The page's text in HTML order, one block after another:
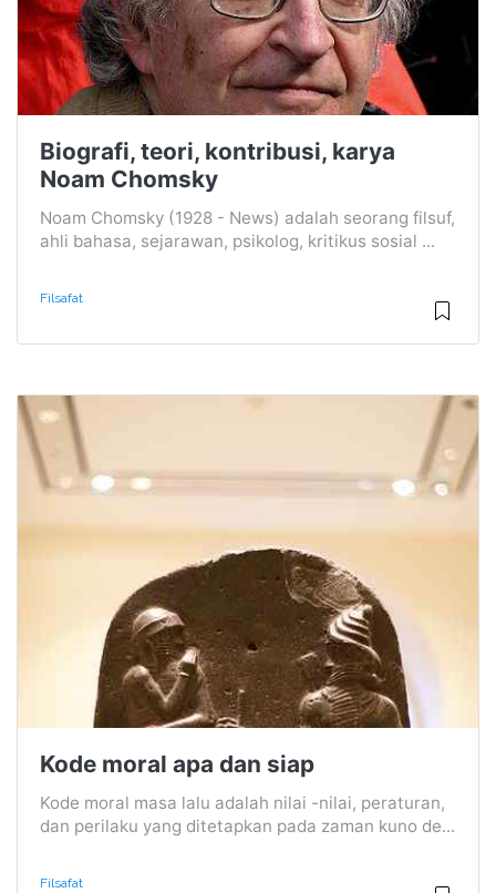
Biografi, teori, kontribusi, karya
Noam Chomsky
Noam Chomsky (1928 - News) adalah seorang filsuf,
ahli bahasa, sejarawan, psikolog, kritikus sosial ...
Filsafat
Kode moral apa dan siap
Kode moral masa lalu adalah nilai -nilai, peraturan,
dan perilaku yang ditetapkan pada zaman kuno de...
Filsafat